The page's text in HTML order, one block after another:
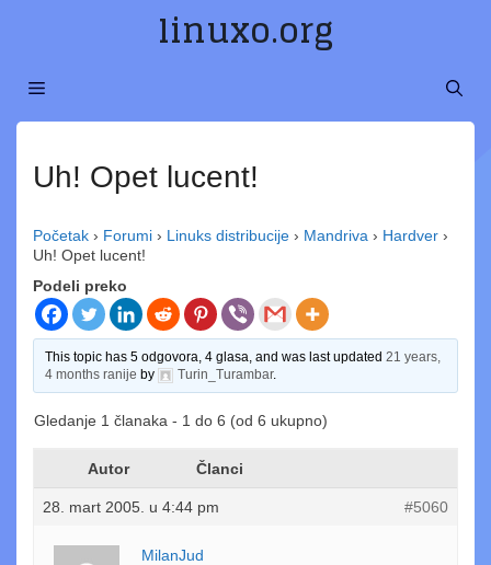
linuxo.org
MENI
Uh! Opet lucent!
Početak › Forumi › Linuks distribucije › Mandriva › Hardver ›
Uh! Opet lucent!
Podeli preko
This topic has 5 odgovora, 4 glasa, and was last updated21 years,
4 months ranije by Turin_Turambar.
Gledanje 1 članaka - 1 do 6 (od 6 ukupno)
Autor Članci
28. mart 2005. u 4:44 pm #5060
MilanJud